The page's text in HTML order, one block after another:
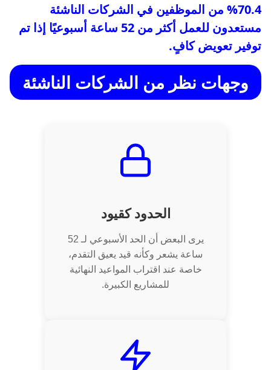
70.4% من الموظفين في الشركات الناشئة
مستعدون للعمل أكثر من 52 ساعة أسبوعيًا إذا تم
توفير تعويض كافٍ.
وجهات نظر من الشركات الناشئة
الحدود كقيود
يرى البعض أن الحد الأسبوعي لـ 52
ساعة يشعر وكأنه قيد يعيق التقدم،
خاصة عند اقتراب المواعيد النهائية
للمشاريع الكبيرة.